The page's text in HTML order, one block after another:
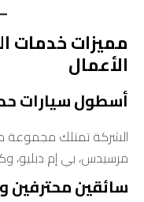
مميزات خدمات
الأعمال
أسطول سيارات
الشركة تمتلك مجموعة
مرسيدس، بي إم دبليو،
سائقين محترفين